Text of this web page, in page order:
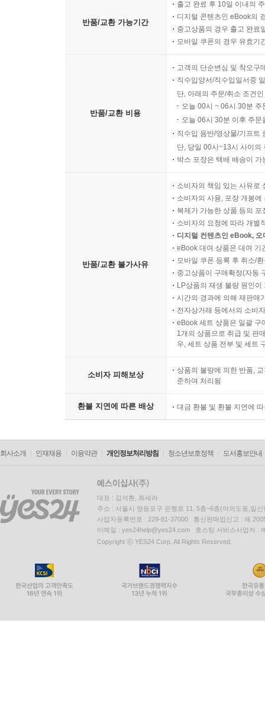
반품/교환 가능기간
출고 완료 후 10일 이내의
디지털 콘텐츠인 eBook의
중고상품의 경우 출고 완료
모바일 쿠폰의 경우 유효기
반품/교환 비용
고객의 단순변심 및 착오구
직수입양서/직수입일서중
단, 아래의 주문/취소 조건
오늘 00시 ~ 06시 30분
오늘 06시 30분 이후 주
직수입 음반/영상물/기프트
단, 당일 00시~13시 사이의
박스 포장은 택배 배송이
반품/교환 불가사유
소비자의 책임 있는 사유로
소비자의 사용, 포장 개봉
복제가 가능한 상품 등의
소비자의 요청에 따라 개별
디지털 컨텐츠인 eBook,
eBook 대여 상품은 대여 기
모바일 쿠폰 등록 후 취소/
중고상품이 구매확정(자동
LP상품의 재생 불량 원인
시간의 경과에 의해 재판매
전자상거래 등에서의 소비
eBook 세트 상품은 일괄 구
1개의 상품으로 취급 및 판
우, 세트 상품 전부 및 세트
소비자 피해보상
상품의 불량에 의한 반품,
준하여 처리됨
환불 지연에 따른 배상 대금 환불 및 환불 지연에
회사소개 인재채용 이용약관 개인정보처리방침 청소년보호정책 도서홍보안내
대표 : 김석환, 최세라
주소 : 서울시 영등포구 은행로 11, 5층~6층(여의도동,일신
사업자등록번호 : 229-81-37000 통신판매업신고 : 제
이메일 : yes24help@yes24.com 호스팅 서비스사업자 :
Copyright ⓒ YES24 Corp. All Rights Reserved.